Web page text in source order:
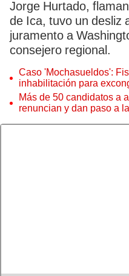
Jorge Hurtado,
de Ica, tuvo un desliz
juramento a
consejero regional.
Caso 'Mochasueldos':
inhabilitación para
Cordero Jon Tay
Más de 50 candidatos a
renuncian y dan paso a